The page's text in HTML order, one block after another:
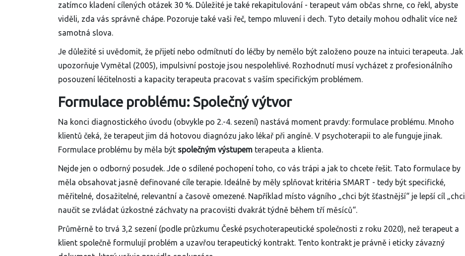
zatímco kladení cílených otázek 30 %. Důležité je také rekapitulování - terapeut vám občas shrne, co řekl, abyste
viděli, zda vás správně chápe. Pozoruje také vaši řeč, tempo mluvení i dech. Tyto detaily mohou odhalit více než
samotná slova.
Je důležité si uvědomit, že přijetí nebo odmítnutí do léčby by nemělo být založeno pouze na intuici terapeuta. Jak
upozorňuje Vymětal (2005), impulsivní postoje jsou nespolehlivé. Rozhodnutí musí vycházet z profesionálního
posouzení léčitelnosti a kapacity terapeuta pracovat s vaším specifickým problémem.
Formulace problému: Společný výtvor
Na konci diagnostického úvodu (obvykle po 2.-4. sezení) nastává moment pravdy: formulace problému. Mnoho
klientů čeká, že terapeut jim dá hotovou diagnózu jako lékař při angíně. V psychoterapii to ale funguje jinak.
Formulace problému by měla být společným výstupem terapeuta a klienta.
Nejde jen o odborný posudek. Jde o sdílené pochopení toho, co vás trápi a jak to chcete řešit. Tato formulace by
měla obsahovat jasně definované cíle terapie. Ideálně by měly splňovat kritéria SMART - tedy být specifické,
měřitelné, dosažitelné, relevantní a časově omezené. Například místo vágního „chci být šťastnější“ je lepší cíl „chci
naučit se zvládat úzkostné záchvaty na pracovišti dvakrát týdně během tří měsíců“.
Průměrně to trvá 3,2 sezení (podle průzkumu České psychoterapeutické společnosti z roku 2020), než terapeut a
klient společně formulují problém a uzavřou terapeutický kontrakt. Tento kontrakt je právně i eticky závazný